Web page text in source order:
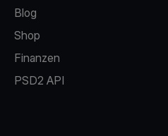
Blog
Shop
Finanzen
PSD2 API